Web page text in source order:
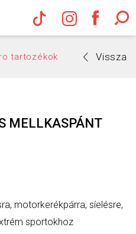
Hama
tartozékok Vissza
MELLKASPÁNT
motorkerékpárra, síelésre,
sportokhoz